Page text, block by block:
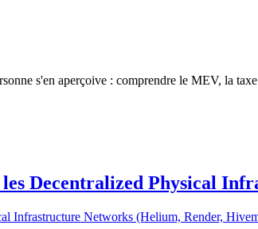
s'en aperçoive : comprendre le MEV, la
Decentralized Physical
Infrastructure Networks (Helium, Render,